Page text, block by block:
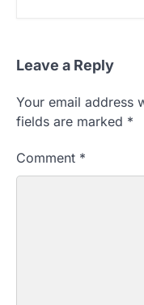
Leave a Reply
Your email address
fields are marked *
Comment *